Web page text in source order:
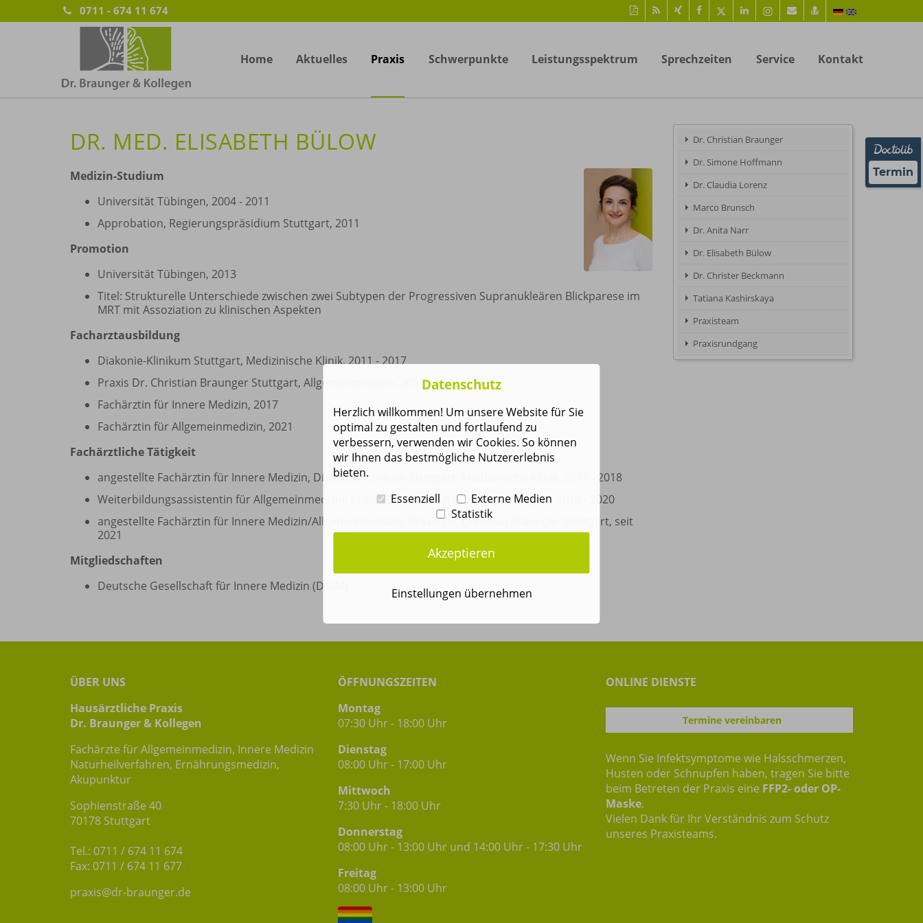
0711 - 674 11 674
Diese
Seite
drucken
RSS-
Feed
Auf
Xing
Auf
Facebook
Auf
Twitter
Auf
LinkedIn
Instagram-
Seite
Per
Mail
vCard
speichern
Home Aktuelles Praxis Schwerpunkte Leistungsspektrum Sprechzeiten Service Kontakt
DR. MED. ELISABETH BÜLOW
Medizin-Studium
Universität Tübingen, 2004 - 2011
Approbation, Regierungspräsidium Stuttgart, 2011
Promotion
Universität Tübingen, 2013
Titel: Strukturelle Unterschiede zwischen zwei Subtypen der Progressiven Supranukleären Blickparese im
MRT mit Assoziation zu klinischen Aspekten
Facharztausbildung
Diakonie-Klinikum Stuttgart, Medizinische Klinik, 2011 - 2017
Praxis Dr. Christian Braunger Stuttgart, Allgemeinmedizin, 2019 - 2020
Fachärztin für Innere Medizin, 2017
Fachärztin für Allgemeinmedizin, 2021
Fachärztliche Tätigkeit
angestellte Fachärztin für Innere Medizin, Diakonie-Klinikum Stuttgart, Medizinische Klinik, 2017 - 2018
Weiterbildungsassistentin für Allgemeinmedizin, Praxis Dr. Christian Braunger Stuttgart, 2019 - 2020
angestellte Fachärztin für Innere Medizin/Allgemeinmedizin, Praxis Dr. Christian Braunger Stuttgart, seit
2021
Mitgliedschaften
Deutsche Gesellschaft für Innere Medizin (DGIM)
Dr. Christian Braunger
Dr. Simone Hoffmann
Dr. Claudia Lorenz
Marco Brunsch
Dr. Anita Narr
Dr. Elisabeth Bülow
Dr. Christer Beckmann
Tatiana Kashirskaya
Praxisteam
Praxisrundgang
ÜBER UNS
Hausärztliche Praxis
Dr. Braunger & Kollegen
Fachärzte für Allgemeinmedizin, Innere Medizin
Naturheilverfahren, Ernährungsmedizin,
Akupunktur
Sophienstraße 40
70178 Stuttgart
Tel.: 0711 / 674 11 674
Fax: 0711 / 674 11 677
praxis@dr-braunger.de
ÖFFNUNGSZEITEN
Montag
07:30 Uhr - 18:00 Uhr
Dienstag
08:00 Uhr - 17:00 Uhr
Mittwoch
7:30 Uhr - 18:00 Uhr
Donnerstag
08:00 Uhr - 13:00 Uhr und 14:00 Uhr - 17:30 Uhr
Freitag
08:00 Uhr - 13:00 Uhr
ONLINE DIENSTE
Termine vereinbaren
Wenn Sie Infektsymptome wie Halsschmerzen,
Husten oder Schnupfen haben, tragen Sie bitte
beim Betreten der Praxis eine FFP2- oder OP-
Maske.
Vielen Dank für Ihr Verständnis zum Schutz
unseres Praxisteams.
Termin
Datenschutz
Herzlich willkommen! Um unsere Website für Sie
optimal zu gestalten und fortlaufend zu
verbessern, verwenden wir Cookies. So können
wir Ihnen das bestmögliche Nutzererlebnis
bieten.
Essenziell
Externe Medien
Statistik
Akzeptieren
Einstellungen übernehmen